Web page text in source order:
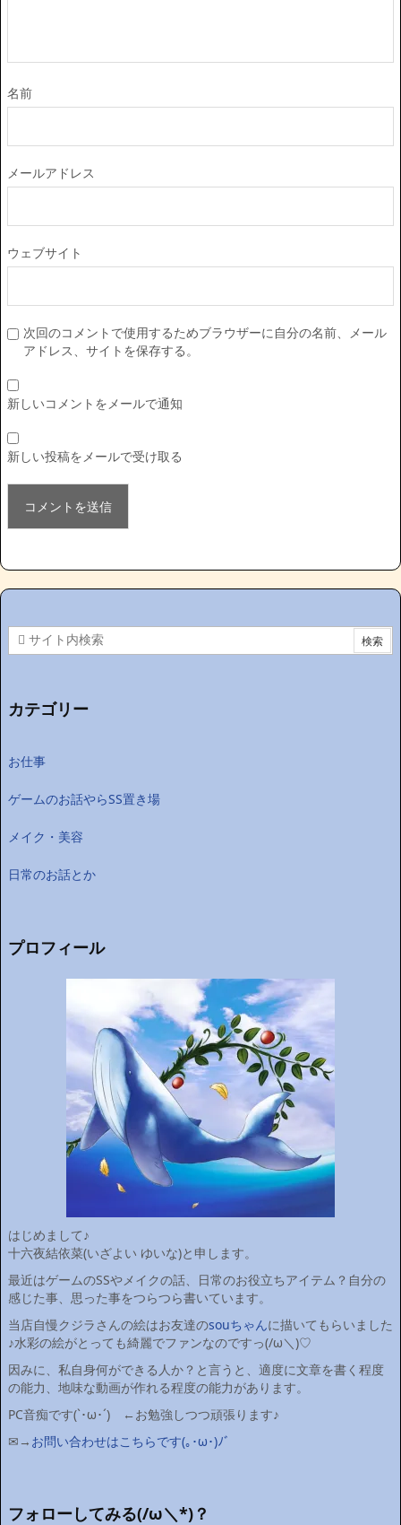
名前
メールアドレス
ウェブサイト
次回のコメントで使用するためブラウザーに自分の名前、メール
アドレス、サイトを保存する。
新しいコメントをメールで通知
新しい投稿をメールで受け取る
カテゴリー
お仕事
ゲームのお話やらSS置き場
メイク・美容
日常のお話とか
プロフィール
はじめまして♪
十六夜結依菜(いざよい ゆいな)と申します。
最近はゲームのSSやメイクの話、日常のお役立ちアイテム？自分の
感じた事、思った事をつらつら書いています。
当店自慢クジラさんの絵はお友達のsouちゃんに描いてもらいました
♪水彩の絵がとっても綺麗でファンなのですっ(/ω＼)♡
因みに、私自身何ができる人か？と言うと、適度に文章を書く程度
の能力、地味な動画が作れる程度の能力があります。
PC音痴です(`･ω･´)ゞ←お勉強しつつ頑張ります♪
✉→ お問い合わせはこちらです(｡･ω･)ﾉﾞ
フォローしてみる(/ω＼*)？